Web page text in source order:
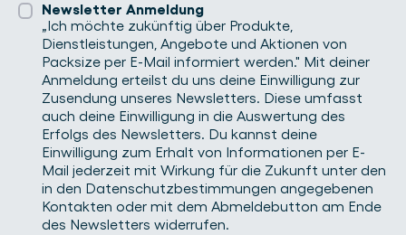
Newsletter Anmeldung
„Ich möchte zukünftig über Produkte,
Dienstleistungen, Angebote und Aktionen von
Packsize per E-Mail informiert werden." Mit deiner
Anmeldung erteilst du uns deine Einwilligung zur
Zusendung unseres Newsletters. Diese umfasst
auch deine Einwilligung in die Auswertung des
Erfolgs des Newsletters. Du kannst deine
Einwilligung zum Erhalt von Informationen per E-
Mail jederzeit mit Wirkung für die Zukunft unter den
in den Datenschutzbestimmungen angegebenen
Kontakten oder mit dem Abmeldebutton am Ende
des Newsletters widerrufen.